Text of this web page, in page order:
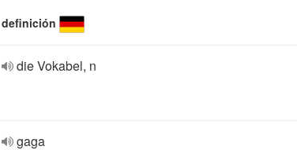
definición
die Vokabel, n
gaga